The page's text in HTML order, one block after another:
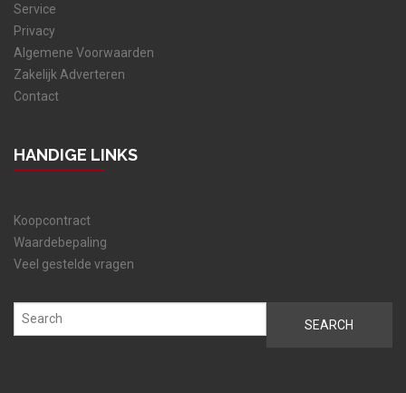
Service
Privacy
Algemene Voorwaarden
Zakelijk Adverteren
Contact
HANDIGE LINKS
Koopcontract
Waardebepaling
Veel gestelde vragen